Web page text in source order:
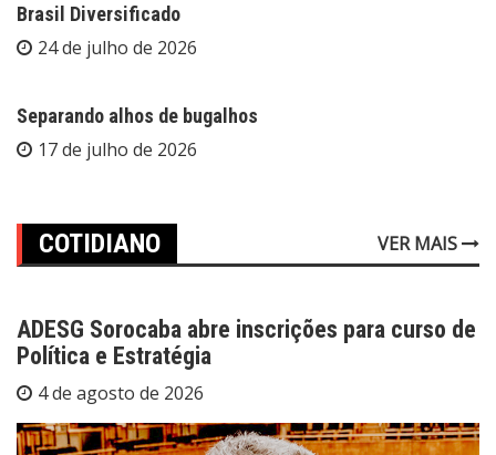
Brasil Diversificado
24 de julho de 2026
Separando alhos de bugalhos
17 de julho de 2026
COTIDIANO VER MAIS
ADESG Sorocaba abre inscrições para curso de
Política e Estratégia
4 de agosto de 2026